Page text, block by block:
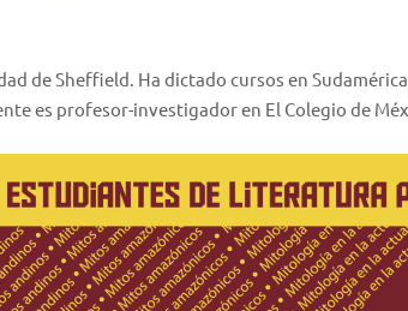
de Sheffield. Ha dictado cursos en
es profesor-investigador en El Colegio de